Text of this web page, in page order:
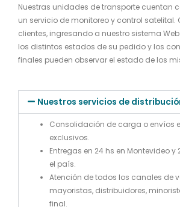
Nuestras unidades de transporte cuentan
un servicio de monitoreo y control satelital.
clientes, ingresando a nuestro sistema
los distintos estados de su pedido y los
finales pueden observar el estado de los
Nuestros servicios de
Consolidación de carga o envíos
exclusivos.
Entregas en 24 hs en Montevideo
el país.
Atención de todos los canales de
mayoristas, distribuidores,
final.